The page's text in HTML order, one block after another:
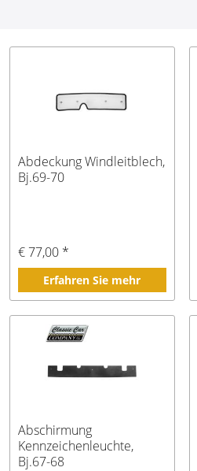
Abdeckung Windleitblech,
Bj.69-70
€ 77,00 *
Erfahren Sie mehr
Abschirmung
Kennzeichenleuchte,
Bj.67-68